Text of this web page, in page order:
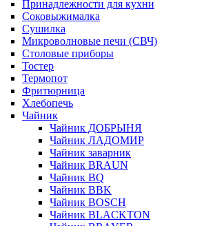
Принадлежности для кухни
Соковыжималка
Сушилка
Микроволновые печи (СВЧ)
Столовые приборы
Тостер
Термопот
Фритюрница
Хлебопечь
Чайник
Чайник ДОБРЫНЯ
Чайник ЛАДОМИР
Чайник заварник
Чайник BRAUN
Чайник BQ
Чайник BBK
Чайник BOSCH
Чайник BLACKTON